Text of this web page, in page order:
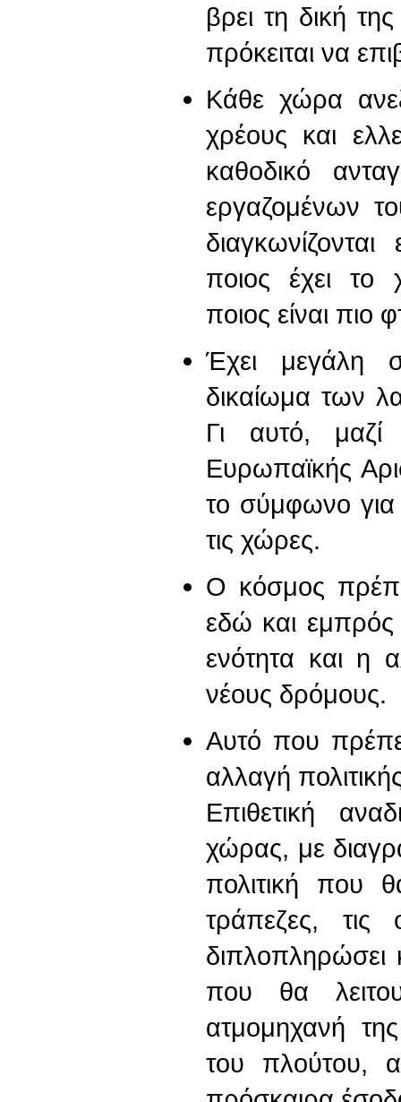
βρει τη δική
πρόκειται να
Κάθε χώρα
χρέους και
καθοδικό
εργαζομένων
ποιος έχει το
ποιος είναι πιο
Έχει μεγάλη
δικαίωμα των
Γι αυτό,
Ευρωπαϊκής
το σύμφωνο
τις χώρες.
Ο κόσμος
εδώ και εμπρός
ενότητα και η
νέους δρόμους.
Αυτό που
αλλαγή
Επιθετική
χώρας, με
πολιτική που
τράπεζες,
διπλοπληρώσει
που θα
ατμομηχανή
του πλούτου,